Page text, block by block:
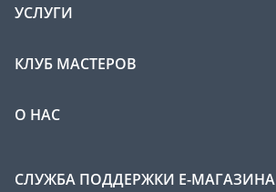
УСЛУГИ
КЛУБ МАСТЕРОВ
О НАС
СЛУЖБА ПОДДЕРЖКИ Е-МАГАЗИНА